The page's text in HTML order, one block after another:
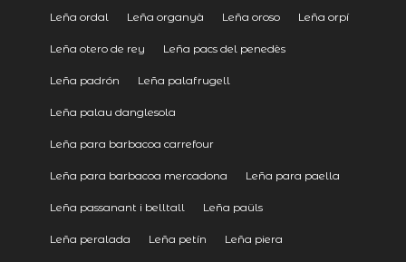
Leña ordal Leña organyà Leña oroso Leña orpí
Leña otero de rey Leña pacs del penedès
Leña padrón Leña palafrugell
Leña palau danglesola
Leña para barbacoa carrefour
Leña para barbacoa mercadona Leña para paella
Leña passanant i belltall Leña paüls
Leña peralada Leña petín Leña piera